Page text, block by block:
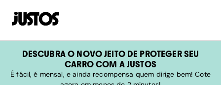
DESCUBRA O NOVO JEITO DE PROTEGER SEU
CARRO COM A JUSTOS
É fácil, é mensal, e ainda recompensa quem dirige bem! Cote